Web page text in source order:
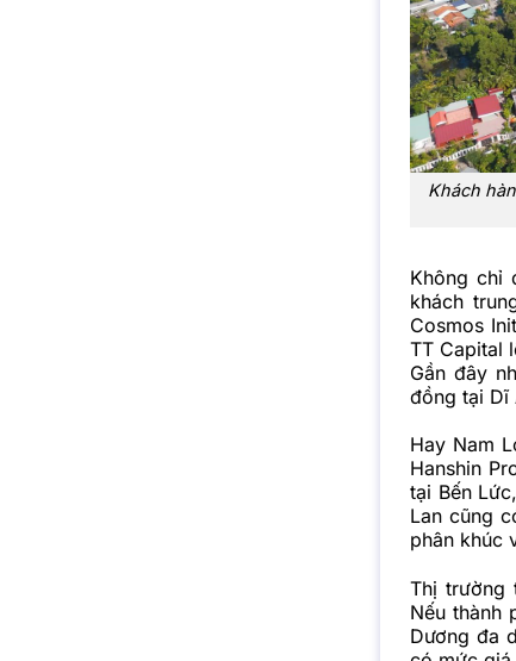
Khách
Không chỉ
khách
Cosmos
TT Capital
Gần đây
đồng tại Dĩ
Hay Nam
Hanshin
tại Bến
Lan cũng
phân khúc
Thị trường
Nếu thành
Dương đa